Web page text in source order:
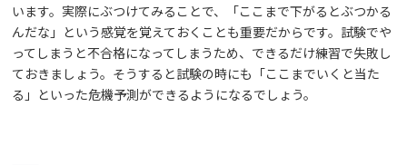
います。実際にぶつけてみることで、「ここまで下がるとぶつかる
んだな」という感覚を覚えておくことも重要だからです。試験でや
ってしまうと不合格になってしまうため、できるだけ練習で失敗し
ておきましょう。そうすると試験の時にも「ここまでいくと当た
る」といった危機予測ができるようになるでしょう。